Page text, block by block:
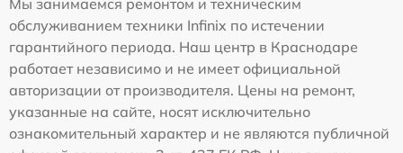
обслуживанием техники Infinix по истечении
гарантийного периода. Наш центр в Краснодаре
работает независимо и не имеет официальной
авторизации от производителя. Цены на ремонт,
указанные на сайте, носят исключительно
ознакомительный характер и не являются публичной